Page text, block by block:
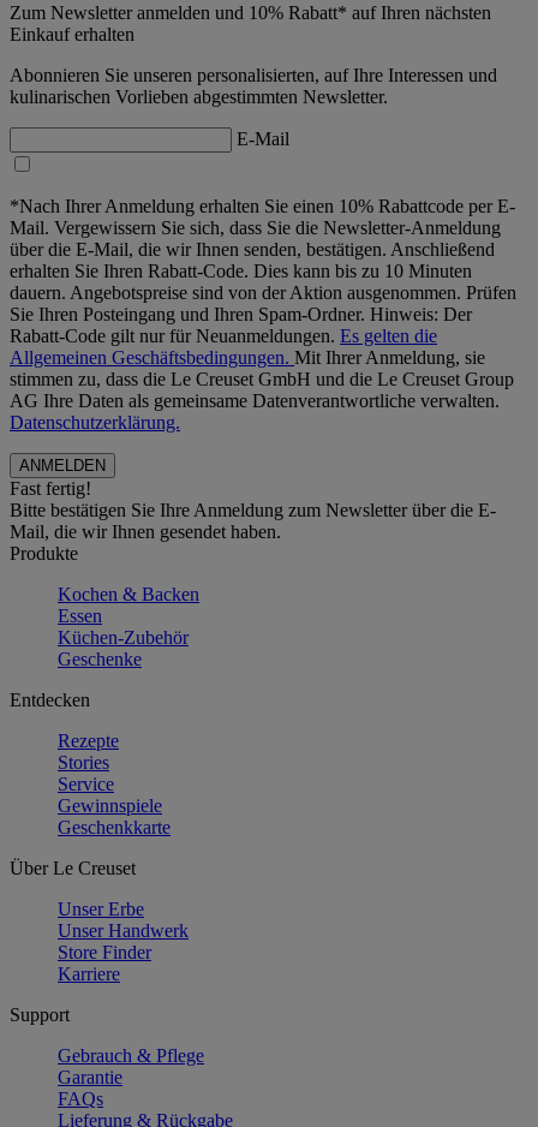
Zum Newsletter anmelden und 10% Rabatt* auf Ihren nächsten
Einkauf erhalten
Abonnieren Sie unseren personalisierten, auf Ihre Interessen und
kulinarischen Vorlieben abgestimmten Newsletter.
E-Mail
*Nach Ihrer Anmeldung erhalten Sie einen 10% Rabattcode per E-
Mail. Vergewissern Sie sich, dass Sie die Newsletter-Anmeldung
über die E-Mail, die wir Ihnen senden, bestätigen. Anschließend
erhalten Sie Ihren Rabatt-Code. Dies kann bis zu 10 Minuten
dauern. Angebotspreise sind von der Aktion ausgenommen. Prüfen
Sie Ihren Posteingang und Ihren Spam-Ordner. Hinweis: Der
Rabatt-Code gilt nur für Neuanmeldungen. Es gelten die
Allgemeinen Geschäftsbedingungen. Mit Ihrer Anmeldung, sie
stimmen zu, dass die Le Creuset GmbH und die Le Creuset Group
AG Ihre Daten als gemeinsame Datenverantwortliche verwalten.
Datenschutzerklärung.
Fast fertig!
Bitte bestätigen Sie Ihre Anmeldung zum Newsletter über die E-
Mail, die wir Ihnen gesendet haben.
Produkte
Kochen & Backen
Essen
Küchen-Zubehör
Geschenke
Entdecken
Rezepte
Stories
Service
Gewinnspiele
Geschenkkarte
Über Le Creuset
Unser Erbe
Unser Handwerk
Store Finder
Karriere
Support
Gebrauch & Pflege
Garantie
FAQs
Lieferung & Rückgabe